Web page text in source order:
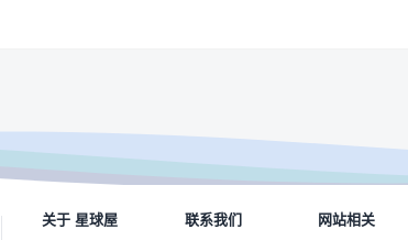
关于 星球屋 联系我们 网站相关